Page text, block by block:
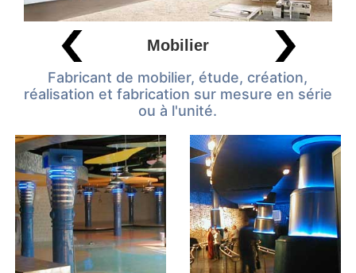
Mobilier
Fabricant de mobilier, étude, création,
réalisation et fabrication sur mesure en série
ou à l'unité.